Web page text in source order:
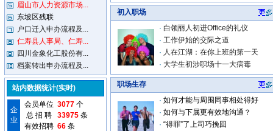
眉山市人力资源市场...
东坡区残联
户口迁入申办流程及...
仁寿县人事局、仁寿...
四川金象化工股份有...
档案转出申办流程及...
站内数据统计(实时)
企
业
会员单位 3077 个
总 招 聘
33975 条
有效招聘 66 条
初入职场
· 白领丽人初进Office的礼仪
· 工作伊始的交际之道
· 人在江湖：在你上班的第一天
· 大学生初涉职场十一大病毒
职场生存
· 如何才能与周围同事相处得好
· 如何与下属更有效地沟通？
· “得罪”了上司巧挽回